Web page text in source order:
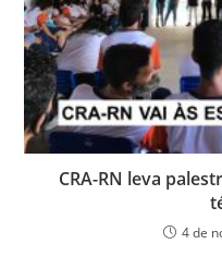
CRA-RN leva
4 de